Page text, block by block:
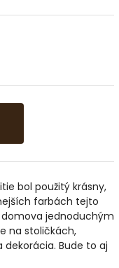
bol použitý krásny,
farbách tejto
jednoduchým
na stoličkách,
Bude to aj